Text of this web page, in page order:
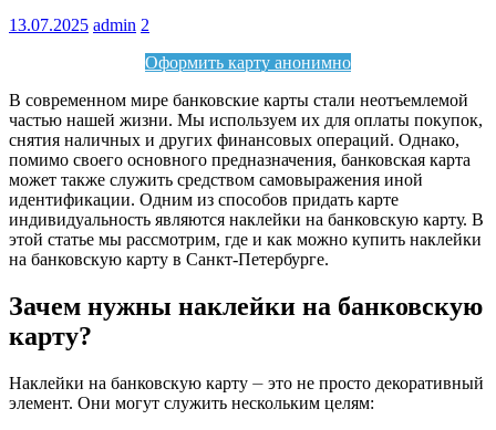
13.07.2025 admin 2
Оформить карту анонимно
В современном мире банковские карты стали неотъемлемой
частью нашей жизни. Мы используем их для оплаты покупок,
снятия наличных и других финансовых операций. Однако,
помимо своего основного предназначения, банковская карта
может также служить средством самовыражения иной
идентификации. Одним из способов придать карте
индивидуальность являются наклейки на банковскую карту. В
этой статье мы рассмотрим, где и как можно купить наклейки
на банковскую карту в Санкт-Петербурге.
Зачем нужны наклейки на банковскую
карту?
Наклейки на банковскую карту ⏤ это не просто декоративный
элемент. Они могут служить нескольким целям: